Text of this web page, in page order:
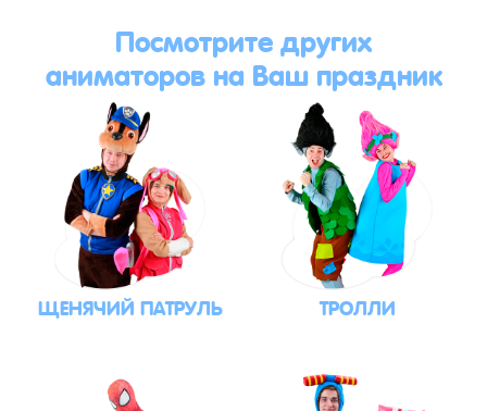
Посмотрите других
аниматоров на Ваш праздник
ЩЕНЯЧИЙ ПАТРУЛЬ ТРОЛЛИ